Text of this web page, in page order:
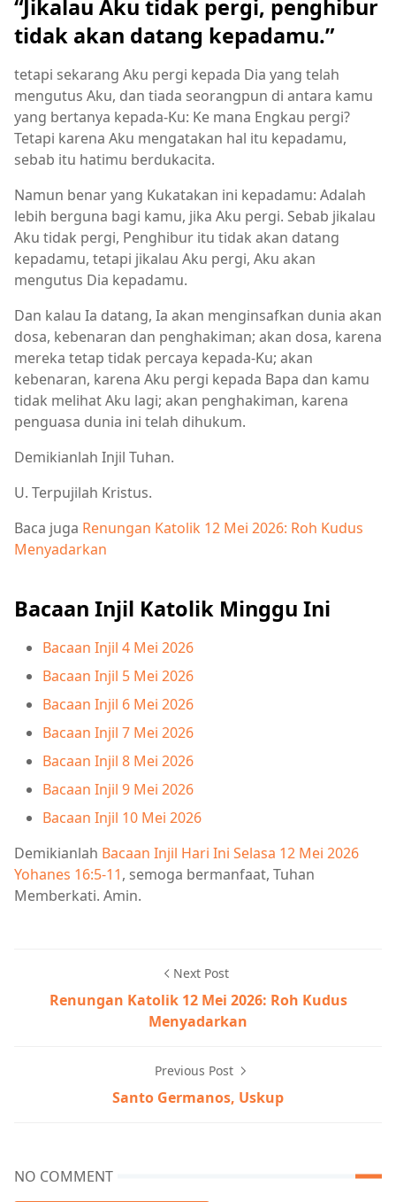
“Jikalau Aku tidak pergi, penghibur
tidak akan datang kepadamu.”
tetapi sekarang Aku pergi kepada Dia yang telah
mengutus Aku, dan tiada seorangpun di antara kamu
yang bertanya kepada-Ku: Ke mana Engkau pergi?
Tetapi karena Aku mengatakan hal itu kepadamu,
sebab itu hatimu berdukacita.
Namun benar yang Kukatakan ini kepadamu: Adalah
lebih berguna bagi kamu, jika Aku pergi. Sebab jikalau
Aku tidak pergi, Penghibur itu tidak akan datang
kepadamu, tetapi jikalau Aku pergi, Aku akan
mengutus Dia kepadamu.
Dan kalau Ia datang, Ia akan menginsafkan dunia akan
dosa, kebenaran dan penghakiman; akan dosa, karena
mereka tetap tidak percaya kepada-Ku; akan
kebenaran, karena Aku pergi kepada Bapa dan kamu
tidak melihat Aku lagi; akan penghakiman, karena
penguasa dunia ini telah dihukum.
Demikianlah Injil Tuhan.
U. Terpujilah Kristus.
Baca juga Renungan Katolik 12 Mei 2026: Roh Kudus
Menyadarkan
Bacaan Injil Katolik Minggu Ini
Bacaan Injil 4 Mei 2026
Bacaan Injil 5 Mei 2026
Bacaan Injil 6 Mei 2026
Bacaan Injil 7 Mei 2026
Bacaan Injil 8 Mei 2026
Bacaan Injil 9 Mei 2026
Bacaan Injil 10 Mei 2026
Demikianlah Bacaan Injil Hari Ini Selasa 12 Mei 2026
Yohanes 16:5-11, semoga bermanfaat, Tuhan
Memberkati. Amin.
Next Post
Renungan Katolik 12 Mei 2026: Roh Kudus
Menyadarkan
Previous Post
Santo Germanos, Uskup
NO COMMENT